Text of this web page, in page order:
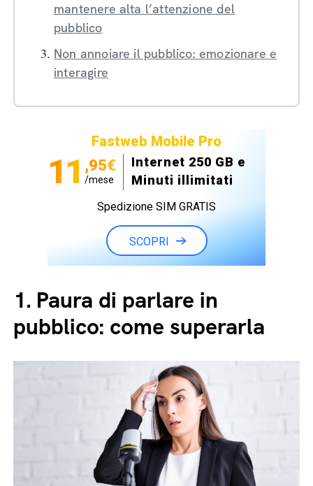
mantenere alta l’attenzione del
pubblico
Non annoiare il pubblico: emozionare e
interagire
Fastweb Mobile Pro
11 ,95€
/mese
Internet 250 GB e
Minuti illimitati
Spedizione SIM GRATIS
SCOPRI
1. Paura di parlare in
pubblico: come superarla